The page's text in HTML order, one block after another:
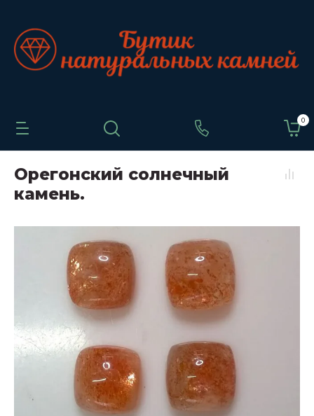
0
Орегонский солнечный
камень.